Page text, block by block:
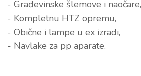
- Građevinske šlemove i naočare,
- Kompletnu HTZ opremu,
- Obične i lampe u ex izradi,
- Navlake za pp aparate.